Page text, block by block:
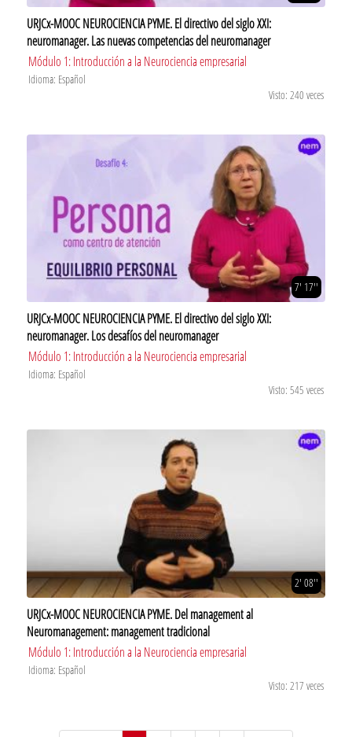
URJCx-MOOC NEUROCIENCIA PYME. El directivo del siglo XXI:
neuromanager. Las nuevas competencias del neuromanager
Módulo 1: Introducción a la Neurociencia empresarial
Idioma: Español
Visto: 240 veces
7' 17''
URJCx-MOOC NEUROCIENCIA PYME. El directivo del siglo XXI:
neuromanager. Los desafíos del neuromanager
Módulo 1: Introducción a la Neurociencia empresarial
Idioma: Español
Visto: 545 veces
2' 08''
URJCx-MOOC NEUROCIENCIA PYME. Del management al
Neuromanagement: management tradicional
Módulo 1: Introducción a la Neurociencia empresarial
Idioma: Español
Visto: 217 veces